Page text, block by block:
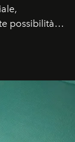
possibilità